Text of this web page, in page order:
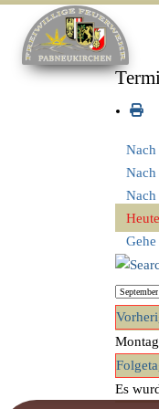
Nach
Nach
Heute
Es